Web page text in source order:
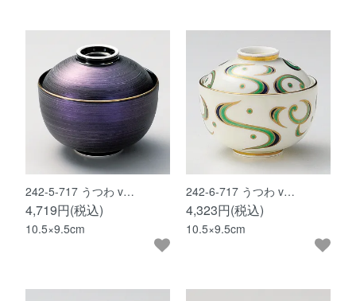
242-5-717 うつわ v…
4,719円(税込)
10.5×9.5cm
242-6-717 うつわ v…
4,323円(税込)
10.5×9.5cm